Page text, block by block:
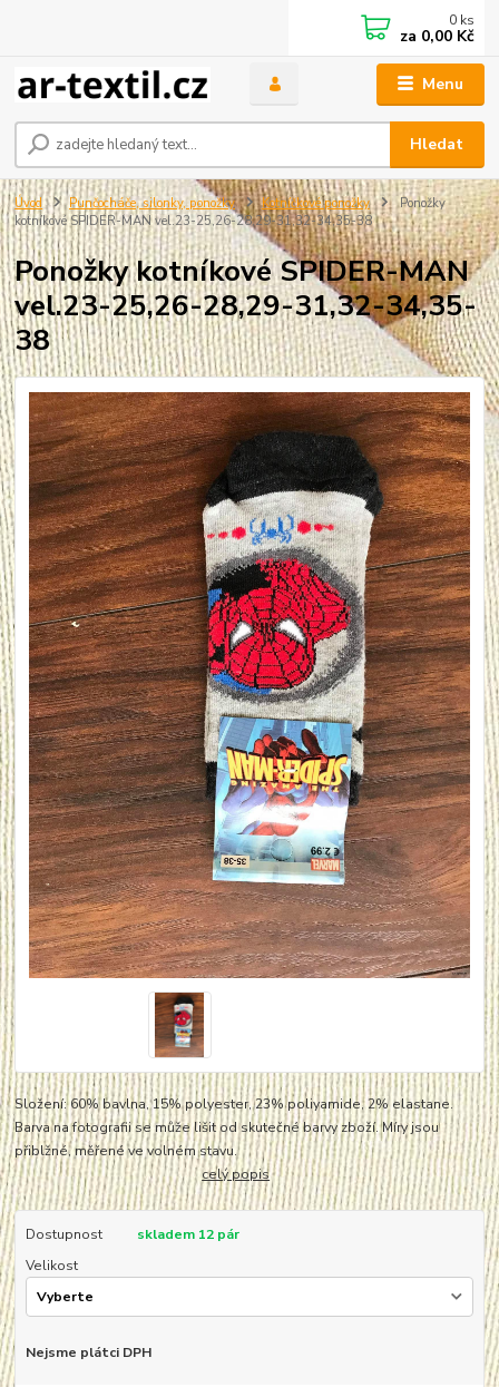
Menu
Hledat
0 ks
za 0,00 Kč
Úvod Punčocháče, silonky, ponožky Kotníčkové ponožky
Ponožky
kotníkové SPIDER-MAN vel.23-25,26-28,29-31,32-34,35-38
Ponožky kotníkové SPIDER-MAN
vel.23-25,26-28,29-31,32-34,35-
38
Složení: 60% bavlna, 15% polyester, 23% poliyamide, 2% elastane.
Barva na fotografii se může lišit od skutečné barvy zboží. Míry jsou
přiblžné, měřené ve volném stavu.
celý popis
Dostupnost
skladem 12 pár
Velikost
Nejsme plátci DPH